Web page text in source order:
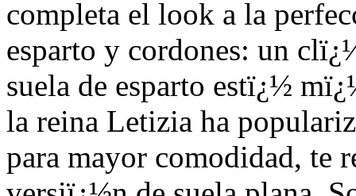
completa el look a la
esparto y cordones: un
suela de esparto estï¿½
la reina Letizia ha
para mayor comodidad, te